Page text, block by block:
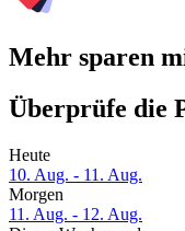
Mehr sparen
Überprüfe die
Heute
10. Aug. - 11. Aug.
Morgen
11. Aug. - 12. Aug.